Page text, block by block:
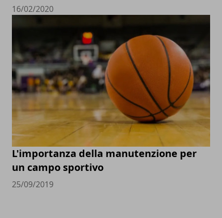
16/02/2020
L'importanza della manutenzione per
un campo sportivo
25/09/2019